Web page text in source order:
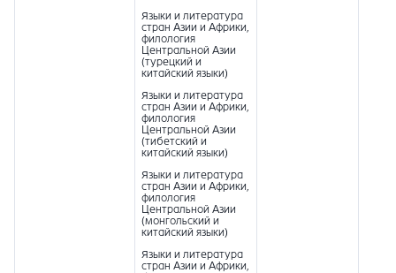
Языки и литература
стран Азии и Африки,
филология
Центральной Азии
(турецкий и
китайский языки)
Языки и литература
стран Азии и Африки,
филология
Центральной Азии
(тибетский и
китайский языки)
Языки и литература
стран Азии и Африки,
филология
Центральной Азии
(монгольский и
китайский языки)
Языки и литература
стран Азии и Африки,